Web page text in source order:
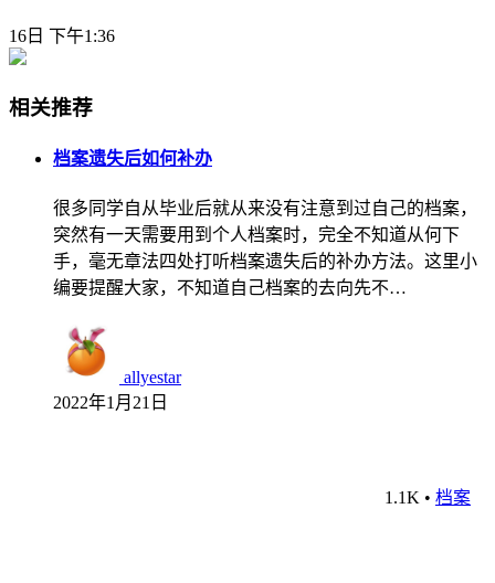
16日 下午1:36
相关推荐
档案遗失后如何补办
很多同学自从毕业后就从来没有注意到过自己的档案，
突然有一天需要用到个人档案时，完全不知道从何下
手，毫无章法四处打听档案遗失后的补办方法。这里小
编要提醒大家，不知道自己档案的去向先不…
allyestar
2022年1月21日
1.1K • 档案